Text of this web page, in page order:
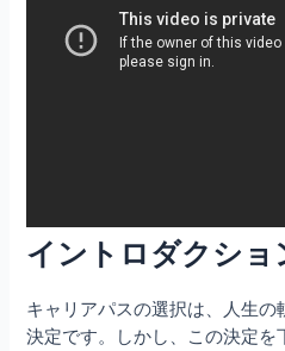
イントロダクショ
キャリアパスの選択は、人生の
決定です。しかし、この決定を